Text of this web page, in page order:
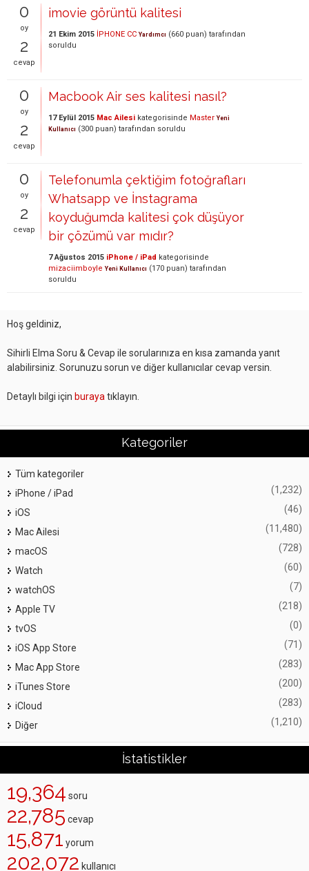
0
oy
2
cevap
imovie görüntü kalitesi
21 Ekim 2015 İPHONE CC Yardımcı (660 puan) tarafından
soruldu
0
oy
2
cevap
Macbook Air ses kalitesi nasıl?
17 Eylül 2015 Mac Ailesi kategorisinde Master Yeni
Kullanıcı (300 puan) tarafından soruldu
0
oy
2
cevap
Telefonumla çektiğim fotoğrafları
Whatsapp ve İnstagrama
koyduğumda kalitesi çok düşüyor
bir çözümü var mıdır?
7 Ağustos 2015 iPhone / iPad kategorisinde
mizaciimboyle Yeni Kullanıcı (170 puan) tarafından
soruldu
Hoş geldiniz,
Sihirli Elma Soru & Cevap ile sorularınıza en kısa zamanda yanıt
alabilirsiniz. Sorunuzu sorun ve diğer kullanıcılar cevap versin.
Detaylı bilgi için buraya tıklayın.
Kategoriler
Tüm kategoriler
iPhone / iPad
(1,232)
iOS (46)
Mac Ailesi (11,480)
macOS (728)
Watch (60)
watchOS (7)
Apple TV (218)
tvOS (0)
iOS App Store (71)
Mac App Store (283)
iTunes Store (200)
iCloud (283)
Diğer (1,210)
İstatistikler
19,364 soru
22,785 cevap
15,871 yorum
202,072 kullanıcı